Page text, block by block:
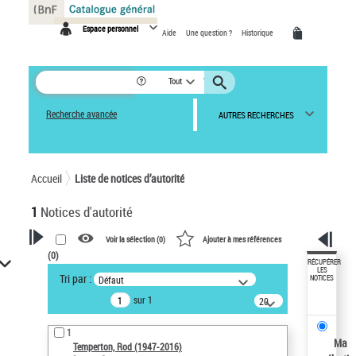
Espace personnel Aide Une question ? Historique
Tout
Recherche avancée AUTRES RECHERCHES
Accueil Liste de notices d’autorité
1 Notices d'autorité
VOTRE RECHERCHE
Recherche avancée dans les
notices d’autorité
Œuvres liées à l'auteur :
Temperton, Rod (1947-2016)
Voir la sélection (0) Ajouter à mes références
(0)
Tri par : Défaut
sur 1
20
résultats/page
1
Temperton, Rod (1947-2016)
RÉCUPÉRER
LES
NOTICES
Ma
Panneau de gestion des cookies